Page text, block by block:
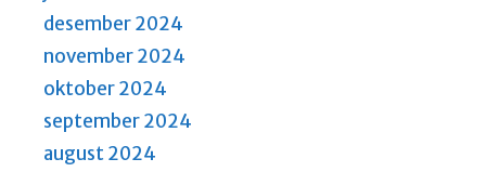
desember 2024
november 2024
oktober 2024
september 2024
august 2024